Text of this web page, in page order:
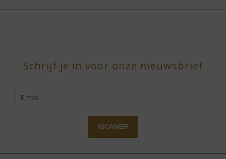
Schrijf je in voor onze nieuwsbrief
ABONNEER